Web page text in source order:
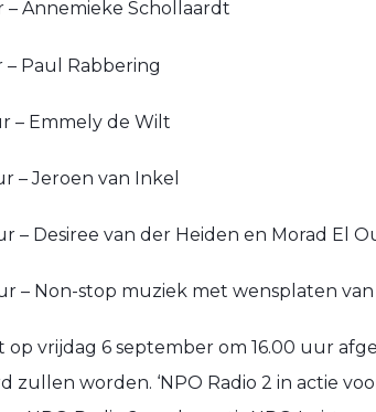
– Annemieke Schollaardt
– Paul Rabbering
– Emmely de Wilt
– Jeroen van Inkel
– Desiree van der Heiden en Morad El
– Non-stop muziek met wensplaten van
op vrijdag 6 september om 16.00 uur
zullen worden. ‘NPO Radio 2 in actie